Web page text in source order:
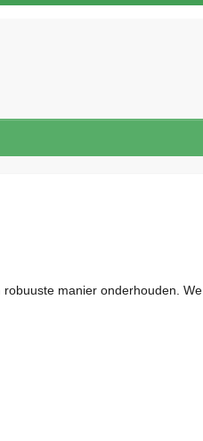
manier onderhouden. We